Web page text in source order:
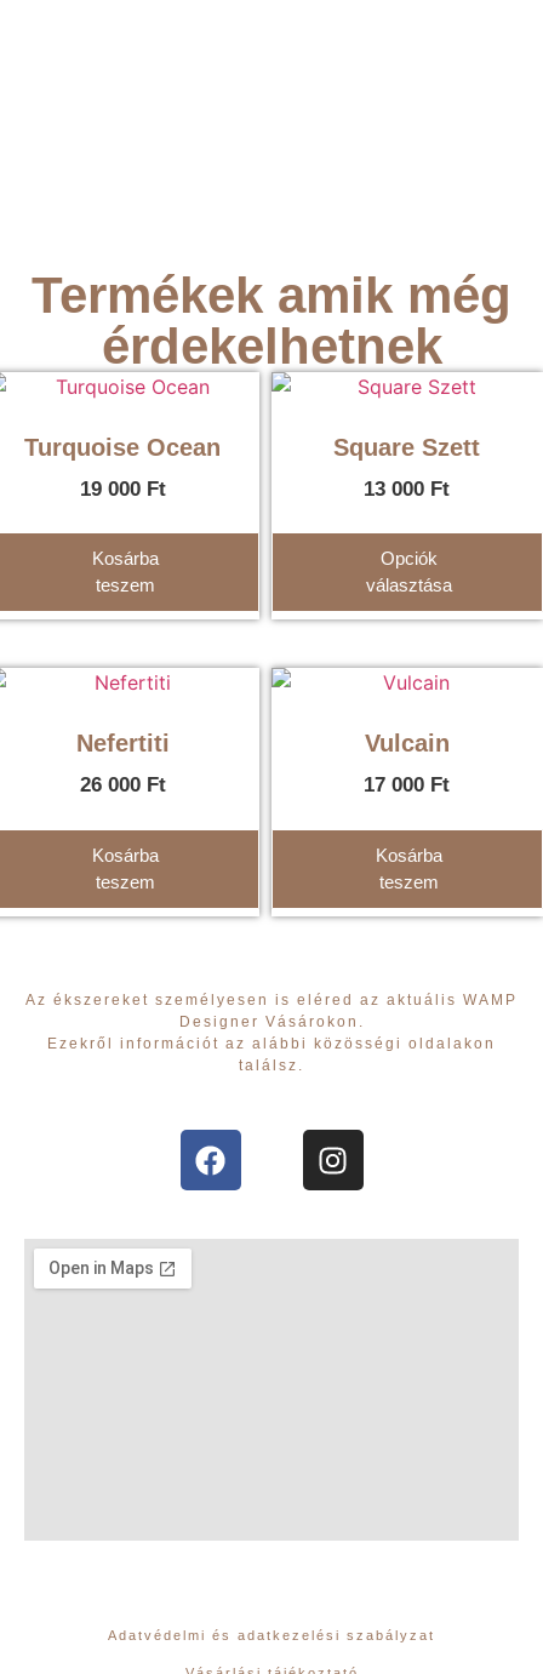
Termékek amik még
érdekelhetnek
Turquoise Ocean
19 000 Ft
Kosárba
teszem
Square Szett
13 000 Ft
Opciók
választása
Nefertiti
26 000 Ft
Kosárba
teszem
Vulcain
17 000 Ft
Kosárba
teszem
Az ékszereket személyesen is eléred az aktuális WAMP
Designer Vásárokon.
Ezekről információt az alábbi közösségi oldalakon
találsz.
Adatvédelmi és adatkezelési szabályzat